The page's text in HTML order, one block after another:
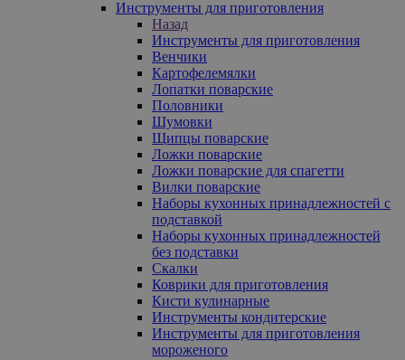
Инструменты для приготовления
Назад
Инструменты для приготовления
Венчики
Картофелемялки
Лопатки поварские
Половники
Шумовки
Щипцы поварские
Ложки поварские
Ложки поварские для спагетти
Вилки поварские
Наборы кухонных принадлежностей с
подставкой
Наборы кухонных принадлежностей
без подставки
Скалки
Коврики для приготовления
Кисти кулинарные
Инструменты кондитерские
Инструменты для приготовления
мороженого